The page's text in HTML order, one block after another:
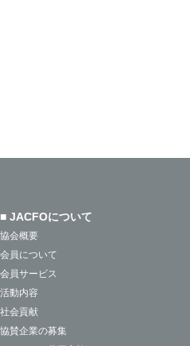
■ JACFOについて
協会概要
会員について
会員サービス
活動内容
社会貢献
協賛企業の募集